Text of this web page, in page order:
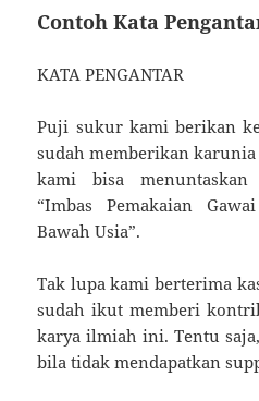
Contoh Kata
KATA PENGANTAR
Puji sukur kami berikan
sudah memberikan
kami bisa
“Imbas Pemakaian
Bawah Usia”.
Tak lupa kami berterima
sudah ikut memberi
karya ilmiah ini. Tentu
bila tidak mendapatkan